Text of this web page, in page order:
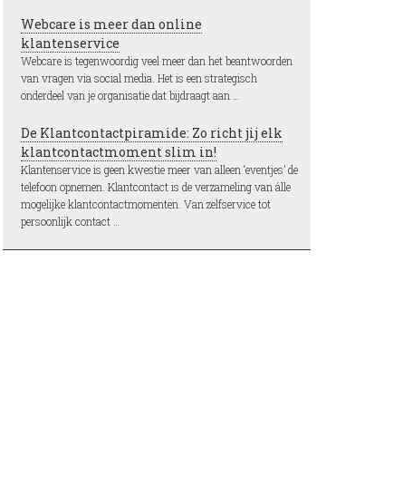
Webcare is meer dan online
klantenservice
Webcare is tegenwoordig veel meer dan het beantwoorden
van vragen via social media. Het is een strategisch
onderdeel van je organisatie dat bijdraagt aan …
De Klantcontactpiramide: Zo richt jij elk
klantcontactmoment slim in!
Klantenservice is geen kwestie meer van alleen ‘eventjes’ de
telefoon opnemen. Klantcontact is de verzameling van álle
mogelijke klantcontactmomenten. Van zelfservice tot
persoonlijk contact …